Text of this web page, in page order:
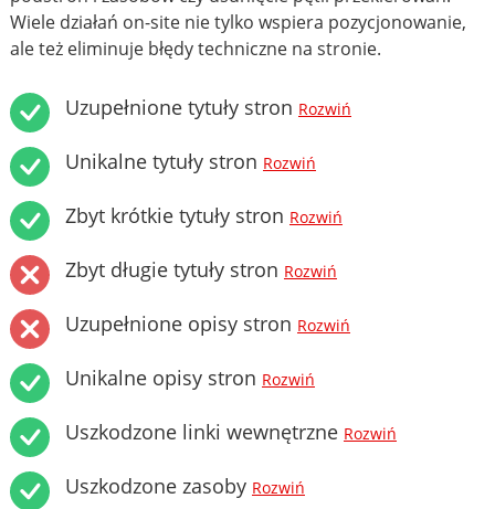
Wiele działań on-site nie tylko wspiera pozycjonowanie,
ale też eliminuje błędy techniczne na stronie.
Uzupełnione tytuły stron Rozwiń
Unikalne tytuły stron Rozwiń
Zbyt krótkie tytuły stron Rozwiń
Zbyt długie tytuły stron Rozwiń
Uzupełnione opisy stron Rozwiń
Unikalne opisy stron Rozwiń
Uszkodzone linki wewnętrzne Rozwiń
Uszkodzone zasoby Rozwiń